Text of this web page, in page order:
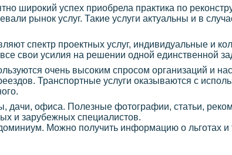
широкий успех приобрела практика по
рынок услуг. Такие услуги актуальны и в
спектр проектных услуг, индивидуальные и
свои усилия на решении одной единственной
очень высоким спросом организаций и
Транспортные услуги оказываются с
дачи, офиса. Полезные фотографии, статьи,
и зарубежных специалистов.
Можно получить информацию о льготах